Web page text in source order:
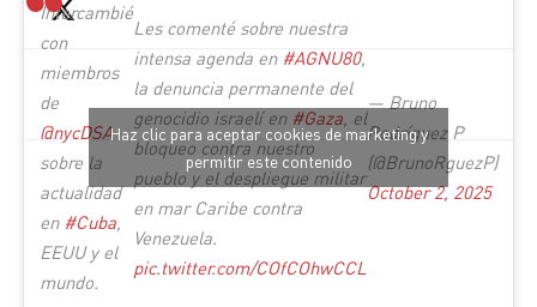
Intercambié
con
miembros
de
@nycDSA
sobre la
actualidad
en #Cuba,
EEUU y el
mundo.
Les comenté sobre nuestra
intensa agenda en #AGNU80,
la denuncia permanente del
genocidio israelí en #Gaza , el
bloqueo contra nuestro
pueblo y el despliegue militar
en mar Caribe contra
Venezuela.
pic.twitter.com/COfCOhwCCL
— Bruno
Rodríguez P
(@BrunoRguezP)
October 2, 2025
Haz clic para aceptar cookies de marketing y
permitir este contenido